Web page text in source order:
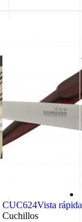
CUC624Vista rápida
Cuchillos